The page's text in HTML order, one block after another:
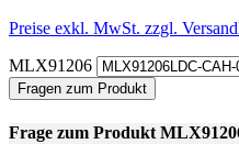
Preise exkl. MwSt. zzgl.
MLX91206
Fragen zum Produkt
Frage zum Produkt